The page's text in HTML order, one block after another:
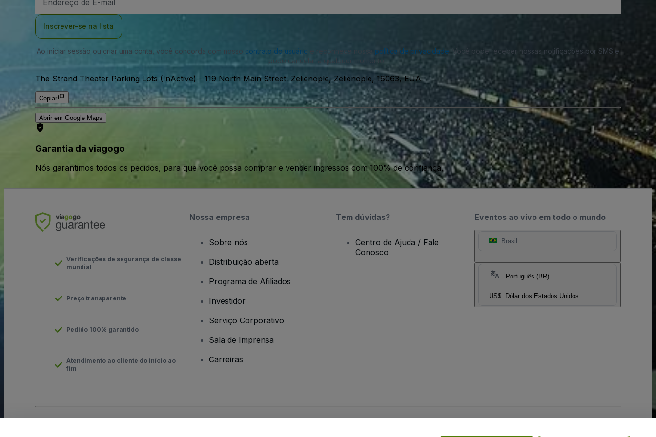
de
Inscrever-se na lista
Ao iniciar sessão ou criar uma conta, você concorda com nosso contrato do usuário política de privacidade . Você pode receber nossas notificações por SMS e
pode cancelar a qualquer momento.
The Strand Theater Parking Lots (InActive) - 119 North Main Street, Zelienople, Zelienople, 16063, EUA
Copiar
Abrir em Google Maps
Garantia da viagogo
Nós garantimos todos os pedidos, para que você possa comprar e vender ingressos com 100% de confiança.
Eventos ao vivo em todo o mundo
Brasil
Português (BR)
US$ Dólar dos Estados Unidos
Verificações de segurança de classe
mundial
Preço transparente
Pedido 100% garantido
Atendimento ao cliente do início ao
fim
Nossa empresa
Sobre nós
Distribuição aberta
Programa de Afiliados
Investidor
Serviço Corporativo
Sala de Imprensa
Carreiras
Tem dúvidas?
Centro de Ajuda / Fale
Conosco